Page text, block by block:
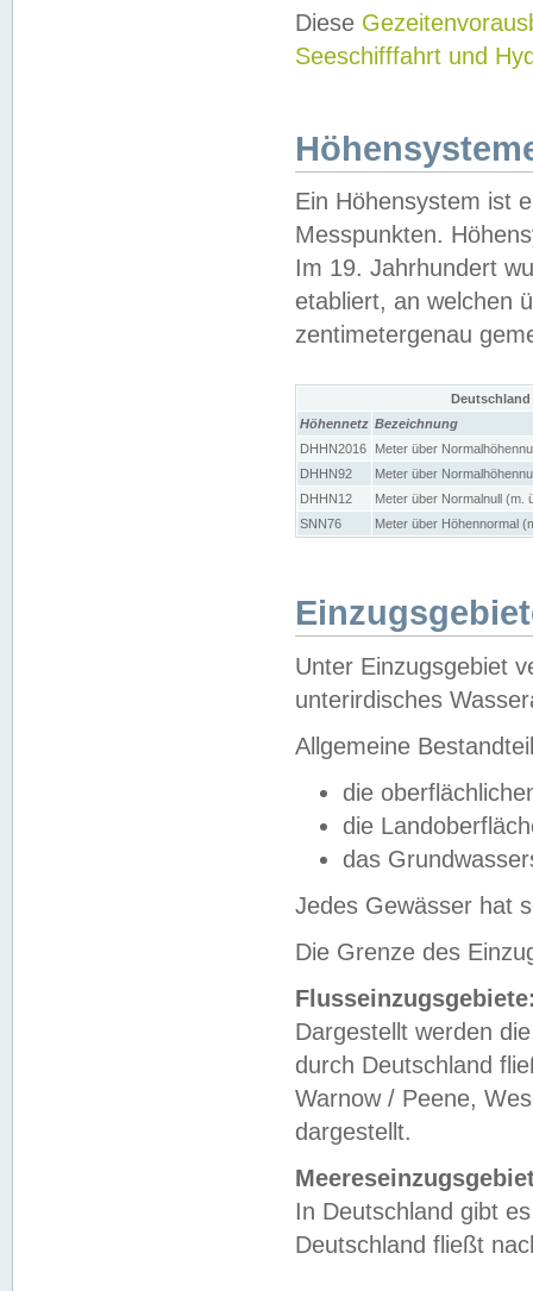
Diese
Seeschifffahrt und
Ein Höhensystem ist
Messpunkten.
Im 19. Jahrhundert
etabliert, an welchen
zentimetergenau
Höhennetz Bezeichnung
DHHN2016
Meter über
DHHN92
Meter über
DHHN12
Meter über Normalnull (m.
SNN76
Meter über Höhennormal
Unter Einzugsgebiet
unterirdisches
Allgemeine
die
die
das
Jedes Gewässer hat
Die Grenze des
Dargestellt werden
durch Deutschland
Warnow / Peene,
dargestellt.
In Deutschland gibt
Deutschland fließt